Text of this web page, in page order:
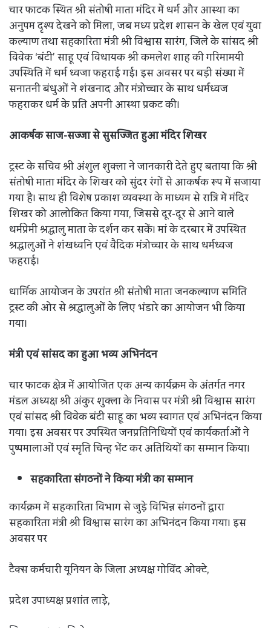
चार फाटक स्थित श्री संतोषी माता मंदिर में धर्म और आस्था का
अनुपम दृश्य देखने को मिला, जब मध्य प्रदेश शासन के खेल एवं युवा
कल्याण तथा सहकारिता मंत्री श्री विश्वास सारंग, जिले के सांसद श्री
विवेक ‘बंटी’ साहू एवं विधायक श्री कमलेश शाह की गरिमामयी
उपस्थिति में धर्म ध्वजा फहराई गई। इस अवसर पर बड़ी संख्या में
सनातनी बंधुओं ने शंखनाद और मंत्रोच्चार के साथ धर्मध्वज
फहराकर धर्म के प्रति अपनी आस्था प्रकट की।
आकर्षक साज-सज्जा से सुसज्जित हुआ मंदिर शिखर
ट्रस्ट के सचिव श्री अंशुल शुक्ला ने जानकारी देते हुए बताया कि श्री
संतोषी माता मंदिर के शिखर को सुंदर रंगों से आकर्षक रूप में सजाया
गया है। साथ ही विशेष प्रकाश व्यवस्था के माध्यम से रात्रि में मंदिर
शिखर को आलोकित किया गया, जिससे दूर-दूर से आने वाले
धर्मप्रेमी श्रद्धालु माता के दर्शन कर सकें। मां के दरबार में उपस्थित
श्रद्धालुओं ने शंखध्वनि एवं वैदिक मंत्रोच्चार के साथ धर्मध्वज
फहराई।
धार्मिक आयोजन के उपरांत श्री संतोषी माता जनकल्याण समिति
ट्रस्ट की ओर से श्रद्धालुओं के लिए भंडारे का आयोजन भी किया
गया।
मंत्री एवं सांसद का हुआ भव्य अभिनंदन
चार फाटक क्षेत्र में आयोजित एक अन्य कार्यक्रम के अंतर्गत नगर
मंडल अध्यक्ष श्री अंकुर शुक्ला के निवास पर मंत्री श्री विश्वास सारंग
एवं सांसद श्री विवेक बंटी साहू का भव्य स्वागत एवं अभिनंदन किया
गया। इस अवसर पर उपस्थित जनप्रतिनिधियों एवं कार्यकर्ताओं ने
पुष्पमालाओं एवं स्मृति चिन्ह भेंट कर अतिथियों का सम्मान किया।
सहकारिता संगठनों ने किया मंत्री का सम्मान
कार्यक्रम में सहकारिता विभाग से जुड़े विभिन्न संगठनों द्वारा
सहकारिता मंत्री श्री विश्वास सारंग का अभिनंदन किया गया। इस
अवसर पर
टैक्स कर्मचारी यूनियन के जिला अध्यक्ष गोविंद ओक्टे,
प्रदेश उपाध्यक्ष प्रशांत लाड़े,